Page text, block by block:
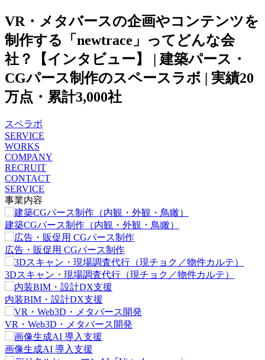
VR・メタバースの企画やコンテンツを
制作する「newtrace」ってどんな会
社？【インタビュー】 | 建築パース・
CGパース制作のスペースラボ | 実績20
万点・累計3,000社
スペラボ
SERVICE
WORKS
COMPANY
RECRUIT
CONTACT
SERVICE
事業内容
建築CGパース制作（内観・外観・鳥瞰）
広告・販促用 CGパース制作
3Dスキャン・現場調査代行（現チョク／物件カルテ）
内装BIM・設計DX支援
VR・Web3D・メタバース開発
画像生成AI 導入支援